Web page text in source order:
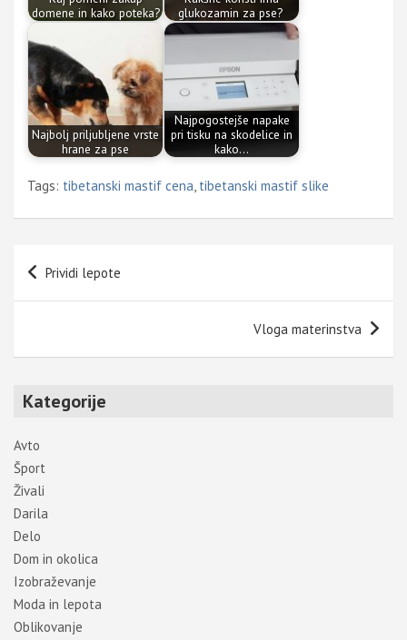
domene in kako poteka?
glukozamin za pse?
Najbolj priljubljene vrste
hrane za pse
Najpogostejše napake
pri tisku na skodelice in
kako…
Tags: tibetanski mastif cena, tibetanski mastif slike
Navigacija
prispevka
Prividi lepote
Vloga materinstva
Kategorije
Avto
Šport
Živali
Darila
Delo
Dom in okolica
Izobraževanje
Moda in lepota
Oblikovanje